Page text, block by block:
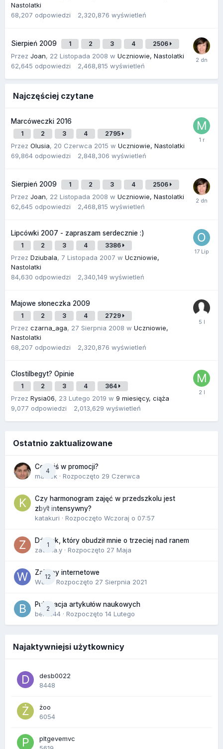
Nastolatki
68,207 odpowiedzi 2,320,876 wyświetleń
Sierpień 2009 1 2 3 4 2506
Przez Joan, 22 Listopada 2008 w Uczniowie, Nastolatki
62,645 odpowiedzi 2,468,815 wyświetleń
Najczęściej czytane
Marcóweczki 2016
1 2 3 4 2795
Przez Olusia, 20 Czerwca 2015 w Uczniowie, Nastolatki
69,864 odpowiedzi 2,848,306 wyświetleń
Sierpień 2009 1 2 3 4 2506
Przez Joan, 22 Listopada 2008 w Uczniowie, Nastolatki
62,645 odpowiedzi 2,468,815 wyświetleń
Lipcówki 2007 - zapraszam serdecznie :)
1 2 3 4 3386
Przez Dziubala, 7 Listopada 2007 w Uczniowie,
Nastolatki
84,630 odpowiedzi 2,340,149 wyświetleń
Majowe słoneczka 2009
1 2 3 4 2729
Przez czarna_aga, 27 Sierpnia 2008 w Uczniowie,
Nastolatki
68,207 odpowiedzi 2,320,876 wyświetleń
Clostilbegyt? Opinie
1 2 3 4 364
Przez Rysia06, 23 Lutego 2019 w 9 miesięcy, ciąża
9,077 odpowiedzi 2,013,629 wyświetleń
Ostatnio zaktualizowane
4
Co dziś w promocji?
maciek · Rozpoczęto 29 Czerwca
0
Czy harmonogram zajęć w przedszkolu jest
zbyt intensywny?
katakuri · Rozpoczęto Wczoraj o 07:57
1
Dźwięk, który obudził mnie o trzeciej nad ranem
zackr.a.y · Rozpoczęto 27 Maja
12
Zakupy internetowe
Wula
· Rozpoczęto 27 Sierpnia 2021
2
Publikacja artykułów naukowych
berus44 · Rozpoczęto 14 Lutego
Najaktywniejsi użytkownicy
desb0022
8448
żoo
6054
pltgevemvc